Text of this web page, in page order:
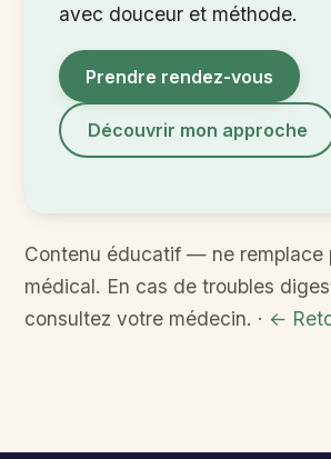
avec douceur et méthode.
Prendre rendez-vous
Découvrir mon approche
Contenu éducatif — ne remplace
médical. En cas de troubles
consultez votre médecin. · ←